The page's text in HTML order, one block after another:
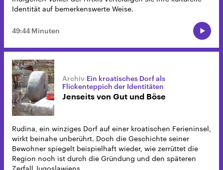
Identität auf bemerkenswerte Weise.
49:44 Minuten
Ein kroatisches Dorf als
Flickenteppich der Identitäten
Jenseits von Gut und Böse
Rudina, ein winziges Dorf auf einer kroatischen Ferieninsel,
wirkt beinahe unberührt. Doch die Geschichte seiner
Bewohner spiegelt beispielhaft wieder, wie zerrüttet die
Region noch ist durch die Gründung und den späteren